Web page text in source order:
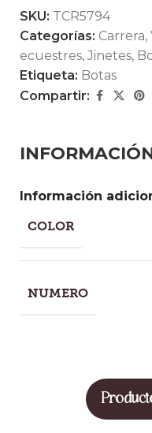
SKU: TCR5794
Categorías: Carrera,
ecuestres, Jinetes,
Etiqueta: Botas
Compartir:
Información
COLOR
NUMERO